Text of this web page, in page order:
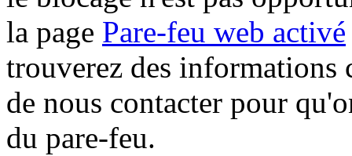
la page Pare-feu web activé
trouverez des informations
de nous contacter pour
du pare-feu.